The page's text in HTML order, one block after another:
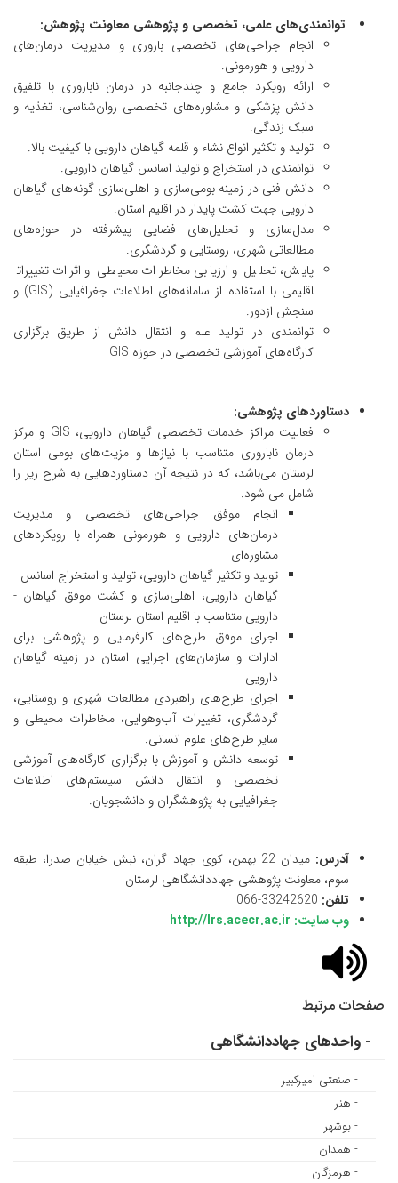
توانمندی‌­های علمی، تخصصی و پژوهشی معاونت پژوهش:
انجام جراحی‌های تخصصی باروری و مدیریت درمان‌های
دارویی و هورمونی.
ارائه رویکرد جامع و چندجانبه در درمان ناباروری با تلفیق
دانش پزشکی و مشاوره‌های تخصصی روان‌شناسی، تغذیه و
سبک ­زندگی.
تولید و تکثیر انواع نشاء و قلمه گیاهان دارویی با کیفیت بالا.
توانمندی در استخراج و تولید اسانس گیاهان دارویی.
دانش فنی در زمینه بومی‌سازی و اهلی‌سازی گونه‌های گیاهان
دارویی جهت کشت پایدار در اقلیم استان.
مدل‌سازی و تحلیل‌های فضایی پیشرفته در حوزه‌های
مطالعاتی شهری، روستایی و گردشگری.
پایش، تحلیل و ارزیابی مخاطرات محیطی و اثرات تغییرات­
اقلیمی با استفاده از سامانه‌های اطلاعات جغرافیایی (GIS) و
سنجش از­دور.
توانمندی در تولید علم و انتقال دانش از طریق برگزاری
کارگاه‌های آموزشی تخصصی در حوزه GIS
دستاوردهای پژوهشی:
فعالیت مراکز خدمات تخصصی گیاهان دارویی، GIS و مرکز
درمان ناباروری متناسب با نیازها و مزیت‌های بومی استان
لرستان می‌­باشد، که در نتیجه آن دستاوردهایی به شرح زیر را
شامل می شود.
انجام موفق جراحی‌های تخصصی و مدیریت
درمان‌های دارویی و هورمونی همراه با رویکردهای
مشاوره‌ای
تولید و تکثیر گیاهان ­دارویی، تولید و استخراج اسانس ­
گیاهان ­دارویی، اهلی‌سازی و کشت­ موفق گیاهان ­
دارویی متناسب با اقلیم ­استان لرستان
اجرای موفق طرح‌های کارفرمایی و پژوهشی برای
ادارات و سازمان‌های اجرایی استان در زمینه گیاهان
دارویی
اجرای طرح‌های­ راهبردی مطالعات ­شهری و روستایی،
گردشگری، تغییرات ­آب‌وهوایی، مخاطرات ­محیطی و
سایر طرح‌­های علوم­ انسانی.
توسعه دانش و آموزش با برگزاری کارگاه‌های آموزشی
تخصصی و انتقال دانش سیستم‌های اطلاعات
جغرافیایی به پژوهشگران و دانشجویان.
آدرس:
میدان 22 بهمن، کوی جهاد گران، نبش خیابان صدرا، طبقه
سوم، معاونت پژوهشی جهاددانشگاهی لرستان
تلفن:
وب سایت: http://lrs.acecr.ac.ir
صفحات مرتبط
- واحدهای جهاددانشگاهی
- صنعتی امیرکبیر
- هنر
- بوشهر
- همدان
- هرمزگان